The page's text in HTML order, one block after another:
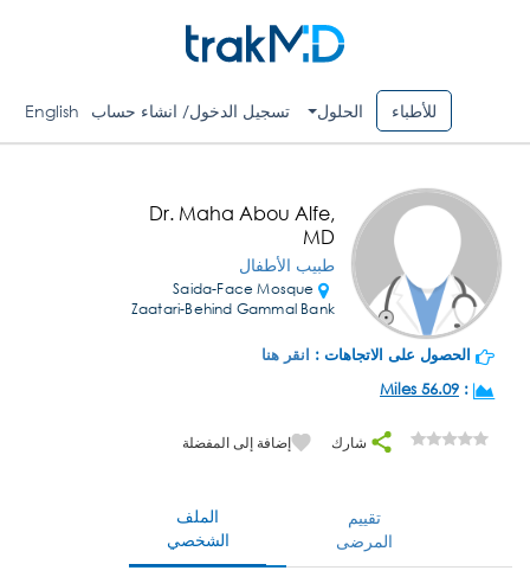
للأطباء الحلول تسجيل الدخول/ انشاء حساب English
Dr. Maha Abou Alfe,
MD
طبيب الأطفال
Saida-Face Mosque
Zaatari-Behind Gammal Bank
الحصول على الاتجاهات : انقر هنا
:
56.09 Miles
شارك إضافة إلى المفضلة
الملف
الشخصي
تقييم
المرضى